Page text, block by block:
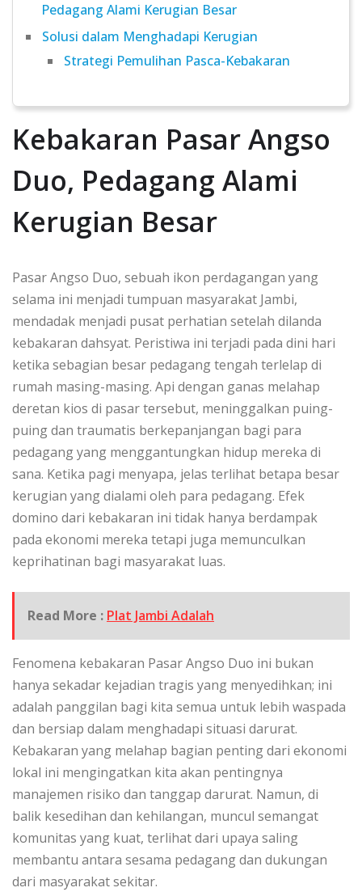
Pedagang Alami Kerugian Besar
Solusi dalam Menghadapi Kerugian
Strategi Pemulihan Pasca-Kebakaran
Kebakaran Pasar Angso
Duo, Pedagang Alami
Kerugian Besar
Pasar Angso Duo, sebuah ikon perdagangan yang
selama ini menjadi tumpuan masyarakat Jambi,
mendadak menjadi pusat perhatian setelah dilanda
kebakaran dahsyat. Peristiwa ini terjadi pada dini hari
ketika sebagian besar pedagang tengah terlelap di
rumah masing-masing. Api dengan ganas melahap
deretan kios di pasar tersebut, meninggalkan puing-
puing dan traumatis berkepanjangan bagi para
pedagang yang menggantungkan hidup mereka di
sana. Ketika pagi menyapa, jelas terlihat betapa besar
kerugian yang dialami oleh para pedagang. Efek
domino dari kebakaran ini tidak hanya berdampak
pada ekonomi mereka tetapi juga memunculkan
keprihatinan bagi masyarakat luas.
Read More : Plat Jambi Adalah
Fenomena kebakaran Pasar Angso Duo ini bukan
hanya sekadar kejadian tragis yang menyedihkan; ini
adalah panggilan bagi kita semua untuk lebih waspada
dan bersiap dalam menghadapi situasi darurat.
Kebakaran yang melahap bagian penting dari ekonomi
lokal ini mengingatkan kita akan pentingnya
manajemen risiko dan tanggap darurat. Namun, di
balik kesedihan dan kehilangan, muncul semangat
komunitas yang kuat, terlihat dari upaya saling
membantu antara sesama pedagang dan dukungan
dari masyarakat sekitar.